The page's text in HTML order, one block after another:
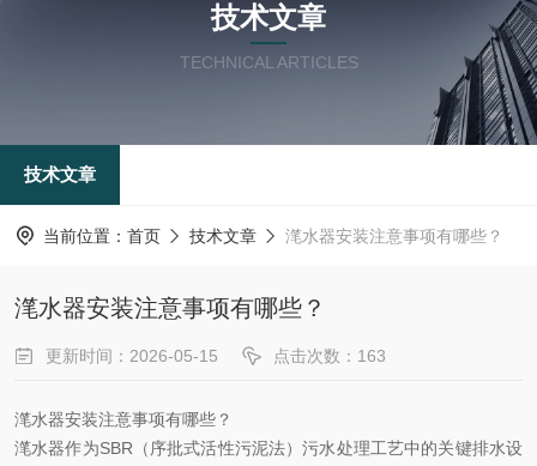
技术文章
TECHNICAL ARTICLES
技术文章
当前位置： 首页 技术文章 滗水器安装注意事项有哪些？
滗水器安装注意事项有哪些？
更新时间：2026-05-15 点击次数：163
滗水器安装注意事项有哪些？
滗水器作为SBR（序批式活性污泥法）污水处理工艺中的关键排水设